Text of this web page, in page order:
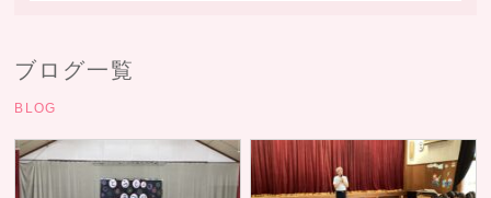
ブログ一覧
BLOG